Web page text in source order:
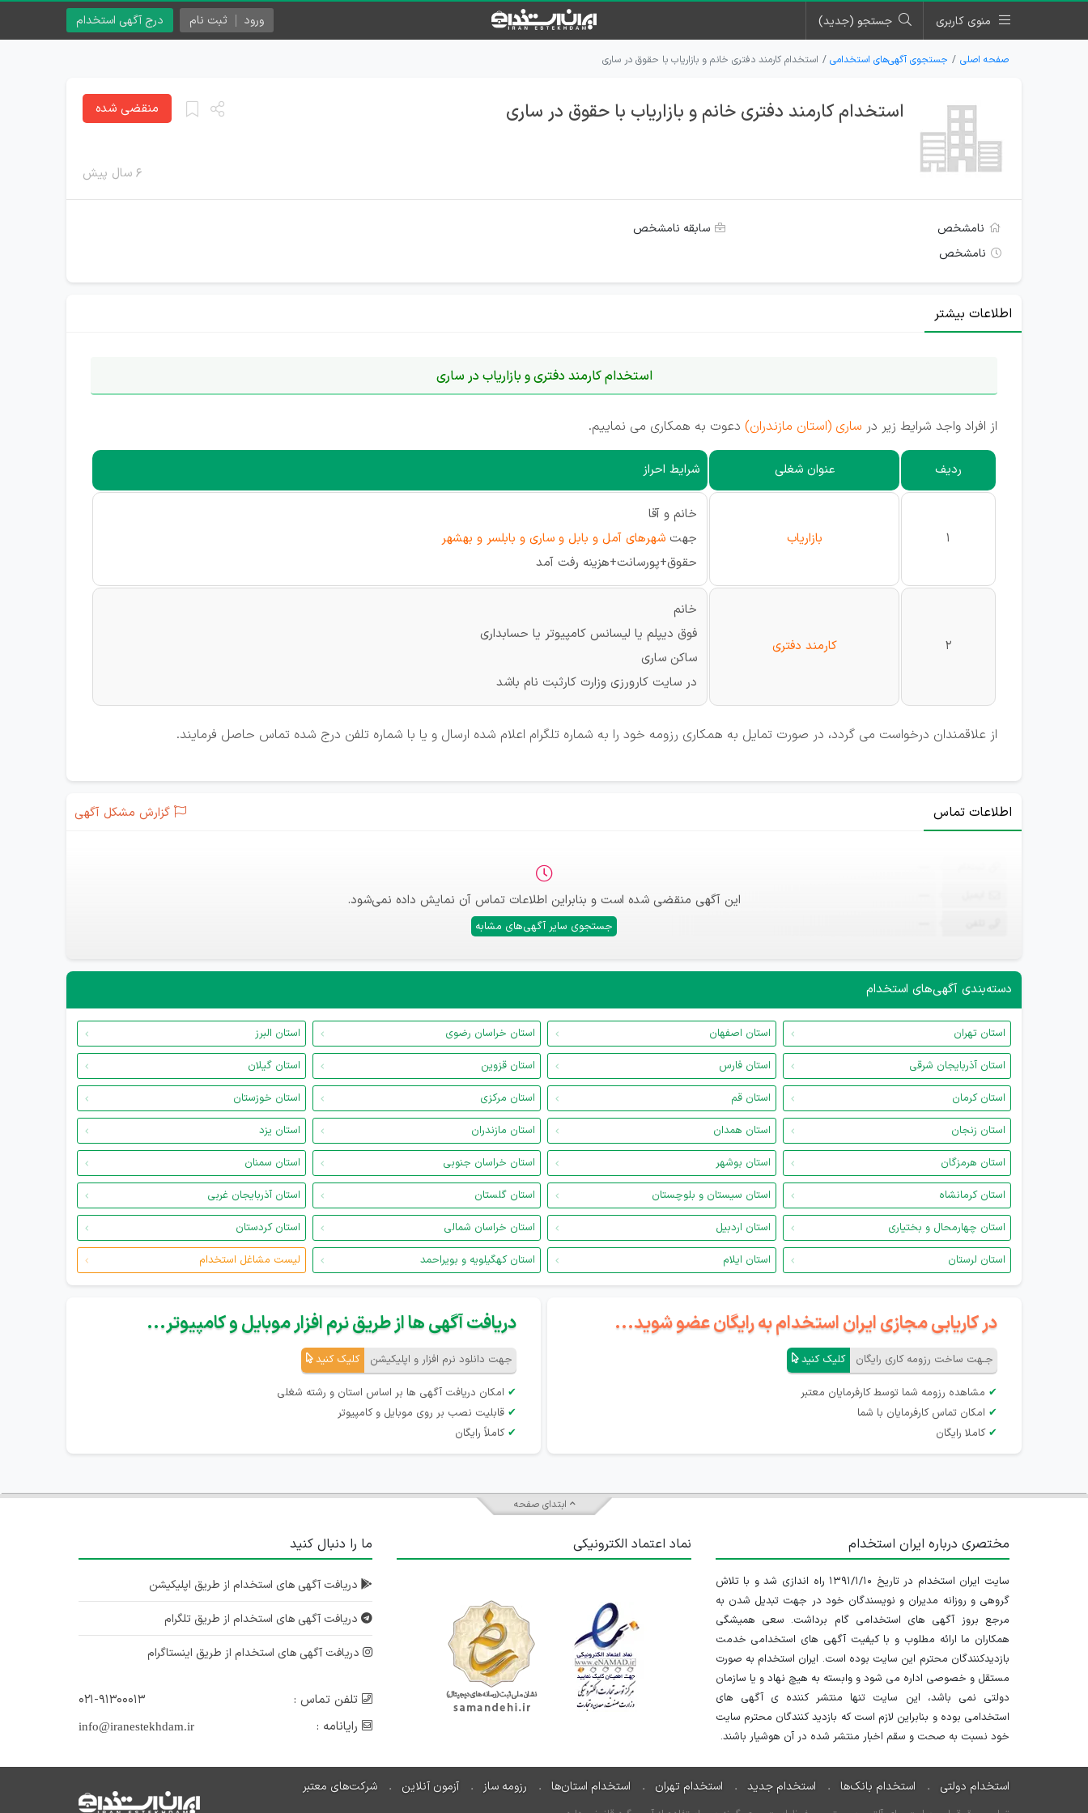
منوی کاربری جستجو (جدید) درج آگهی استخدام ورود ثبت نام
صفحه اصلی جستجوی آگهی‌های استخدامی استخدام کارمند دفتری خانم و بازاریاب با حقوق در ساری
استخدام کارمند دفتری خانم و بازاریاب با حقوق در ساری
۶ سال پیش
منقضی شده
نامشخص
سابقه نامشخص
نامشخص
اطلاعات بیشتر
استخدام کارمند دفتری و بازاریاب در ساری
از افراد واجد شرایط زیر در ساری (استان مازندران) دعوت به همکاری می نماییم.
ردیف عنوان شغلی شرایط احراز
1 بازاریاب
خانم و آقا
جهت شهرهای آمل و بابل و ساری و بابلسر و بهشهر
حقوق+پورسانت+هزینه رفت آمد
2 کارمند دفتری
خانم
فوق دیپلم یا لیسانس کامپیوتر یا حسابداری
ساکن ساری
در سایت کارورزی وزارت کارثبت نام باشد
از علاقمندان درخواست می گردد، در صورت تمایل به همکاری رزومه خود را به شماره تلگرام اعلام شده ارسال و یا با شماره تلفن درج شده تماس حاصل فرمایند.
اطلاعات تماس گزارش مشکل آگهی
این آگهی منقضی شده است و بنابراین اطلاعات تماس آن نمایش داده نمی‌شود.
جستجوی سایر آگهی‌های مشابه
دسته‌بندی آگهی‌های استخدام
استان تهران استان اصفهان استان خراسان رضوی
استان البرز
استان آذربایجان شرقی
استان فارس استان قزوین
استان گیلان
استان کرمان
استان قم استان مرکزی
استان خوزستان
استان زنجان
استان همدان استان مازندران
استان یزد
استان هرمزگان
استان بوشهر استان خراسان جنوبی
استان سمنان
استان کرمانشاه
استان سیستان و بلوچستان استان گلستان
استان آذربایجان غربی
استان چهارمحال و بختیاری
استان اردبیل استان خراسان شمالی
استان کردستان
استان لرستان
استان ایلام استان کهگیلویه و بویراحمد لیست مشاغل استخدام
در کاریابی مجازی ایران استخدام به رایگان عضو شوید...
جـهت ساخت رزومه کاری رایگان کلیک کنید
✔ مشاهده رزومه شما توسط کارفرمایان معتبر
✔ امکان تماس کارفرمایان با شما
✔ کاملا رایگان
دریافت آگهی ها از طریق نرم افزار موبایل و کامپیوتر...
جهت دانلود نرم افزار و اپلیکیشن کلیک کنید
✔ امکان دریافت آگهی ها بر اساس استان و رشته شغلی
✔ قابلیت نصب بر روی موبایل و کامپیوتر
✔ کاملاً رایگان
ابتدای صفحه
مختصری درباره ایران استخدام
سایت ایران استخدام در تاریخ ۱۳۹۱/۱/۱۰ راه اندازی شد و با تلاش
گروهی و روزانه مدیران و نویسندگان خود در جهت تبدیل شدن به
مرجع بروز آگهی های استخدامی گام برداشت. سعی همیشگی
همکاران ما ارائه مطلوب و با کیفیت آگهی های استخدامی خدمت
بازدیدکنندگان محترم این سایت بوده است. ایران استخدام به صورت
مستقل و خصوصی اداره می شود و وابسته به هیچ نهاد و یا سازمان
دولتی نمی باشد، این سایت تنها منتشر کننده ی آگهی های
استخدامی بوده و بنابراین لازم است که بازدید کنندگان محترم سایت
خود نسبت به صحت و سقم اخبار منتشر شده در آن هوشیار باشند.
نماد اعتماد الکترونیکی ما را دنبال کنید
دریافت آگهی های استخدام از طریق اپلیکیشن
دریافت آگهی های استخدام از طریق تلگرام
دریافت آگهی های استخدام از طریق اینستاگرام
تلفن تماس :
۰۲۱-۹۱۳۰۰۰۱۳
رایانامه :
info@iranestekhdam.ir
استخدام دولتی استخدام بانک‌ها استخدام جدید استخدام تهران استخدام استان‌ها رزومه ساز آزمون آنلاین شرکت‌های معتبر